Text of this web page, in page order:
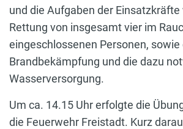
und die Aufgaben der Einsatzkräfte
Rettung von insgesamt vier im
eingeschlossenen Personen, sowie
Brandbekämpfung und die dazu
Wasserversorgung.
Um ca. 14.15 Uhr erfolgte die
die Feuerwehr Freistadt. Kurz